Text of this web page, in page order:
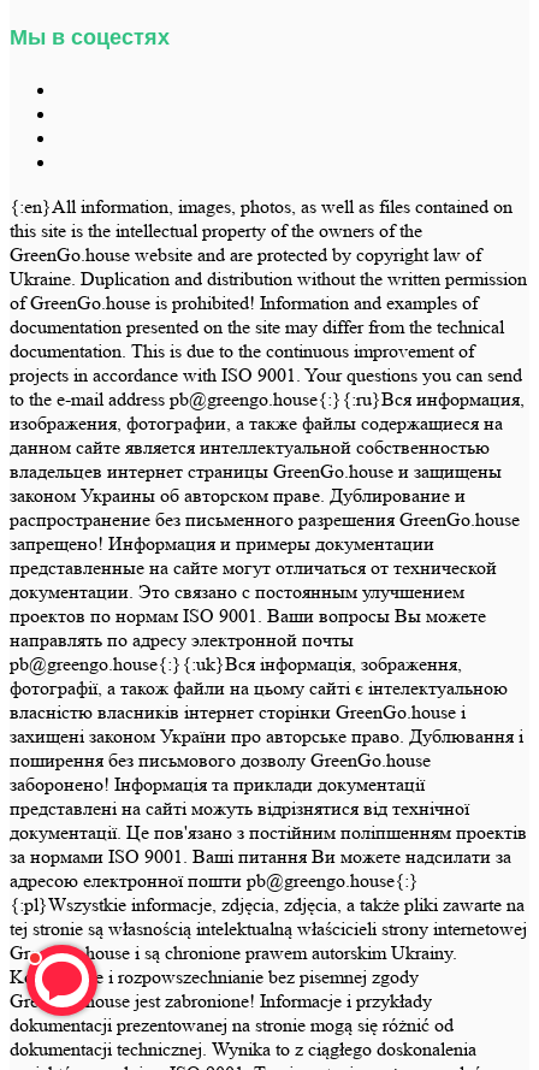
Мы в соцестях
{:en}All information, images, photos, as well as files contained on
this site is the intellectual property of the owners of the
GreenGo.house website and are protected by copyright law of
Ukraine. Duplication and distribution without the written permission
of GreenGo.house is prohibited! Information and examples of
documentation presented on the site may differ from the technical
documentation. This is due to the continuous improvement of
projects in accordance with ISO 9001. Your questions you can send
to the e-mail address pb@greengo.house{:}{:ru}Вся информация,
изображения, фотографии, а также файлы содержащиеся на
данном сайте является интеллектуальной собственностью
владельцев интернет страницы GreenGo.house и защищены
законом Украины об авторском праве. Дублирование и
распространение без письменного разрешения GreenGo.house
запрещено! Информация и примеры документации
представленные на сайте могут отличаться от технической
документации. Это связано с постоянным улучшением
проектов по нормам ISO 9001. Ваши вопросы Вы можете
направлять по адресу электронной почты
pb@greengo.house{:}{:uk}Вся інформація, зображення,
фотографії, а також файли на цьому сайті є інтелектуальною
власністю власників інтернет сторінки GreenGo.house і
захищені законом України про авторське право. Дублювання і
поширення без письмового дозволу GreenGo.house
заборонено! Інформація та приклади документації
представлені на сайті можуть відрізнятися від технічної
документації. Це пов'язано з постійним поліпшенням проектів
за нормами ISO 9001. Ваші питання Ви можете надсилати за
адресою електронної пошти pb@greengo.house{:}
{:pl}Wszystkie informacje, zdjęcia, zdjęcia, a także pliki zawarte na
tej stronie są własnością intelektualną właścicieli strony internetowej
GreenGo.house i są chronione prawem autorskim Ukrainy.
Kopiowanie i rozpowszechnianie bez pisemnej zgody
GreenGo.house jest zabronione! Informacje i przykłady
dokumentacji prezentowanej na stronie mogą się różnić od
dokumentacji technicznej. Wynika to z ciągłego doskonalenia